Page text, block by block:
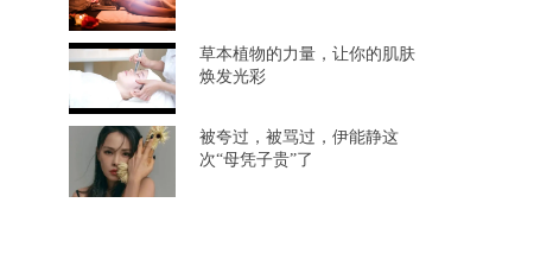
草本植物的力量，让你的肌肤
焕发光彩
被夸过，被骂过，伊能静这
次“母凭子贵”了